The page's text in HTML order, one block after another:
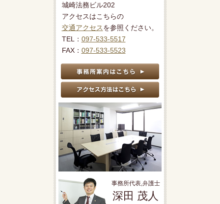
城崎法務ビル202
アクセスはこちらの
交通アクセスを参照ください。
TEL： 097-533-5517
FAX： 097-533-5523
事務所代表,弁護士
深田 茂人